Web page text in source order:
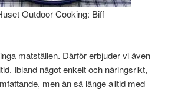
Outdoor Cooking: Biff
matställen. Därför erbjuder vi även
Ibland något enkelt och näringsrikt,
men än så länge alltid med